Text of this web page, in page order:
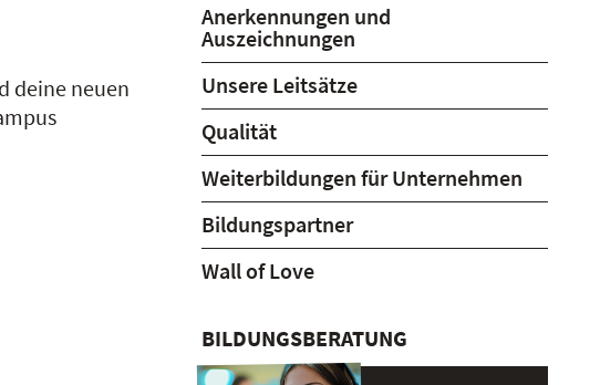
deine neuen
Anerkennungen und
Auszeichnungen
Unsere Leitsätze
Qualität
Weiterbildungen für Unternehmen
Bildungspartner
Wall of Love
BILDUNGSBERATUNG